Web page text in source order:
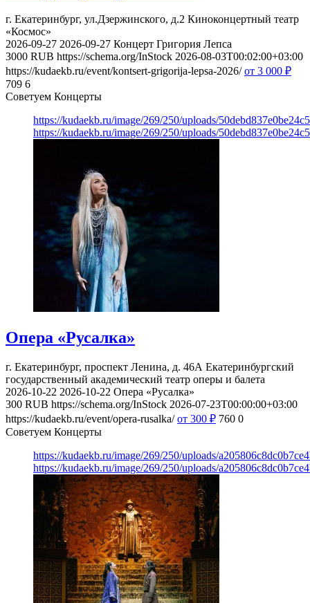
г. Екатеринбург, ул.Дзержинского, д.2 Киноконцертный театр
«Космос»
2026-09-27 2026-09-27 Концерт Григория Лепса
3000 RUB https://schema.org/InStock 2026-08-03T00:02:00+03:00
https://kudaekb.ru/event/kontsert-grigorija-lepsa-2026/ от 3 000 ₽
709 6
Советуем Концерты
https://kudaekb.ru/image/269/250/uploads/
https://kudaekb.ru/image/269/250/uploads/
Опера «Русалка»
г. Екатеринбург, проспект Ленина, д. 46А Екатеринбургский
государственный академический театр оперы и балета
2026-10-22 2026-10-22 Опера «Русалка»
300 RUB https://schema.org/InStock 2026-07-23T00:00:00+03:00
https://kudaekb.ru/event/opera-rusalka/ от 300 ₽ 760 0
Советуем Концерты
https://kudaekb.ru/image/269/250/uploads/
https://kudaekb.ru/image/269/250/uploads/